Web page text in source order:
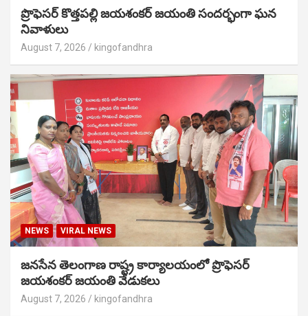
ప్రొఫెసర్ కొత్తపల్లి జయశంకర్ జయంతి సందర్భంగా ఘన
నివాళులు
August 7, 2026 kingofandhra
NEWS VIRAL NEWS
జనసేన తెలంగాణ రాష్ట్ర కార్యాలయంలో ప్రొఫెసర్
జయశంకర్ జయంతి వేడుకలు
August 7, 2026 kingofandhra